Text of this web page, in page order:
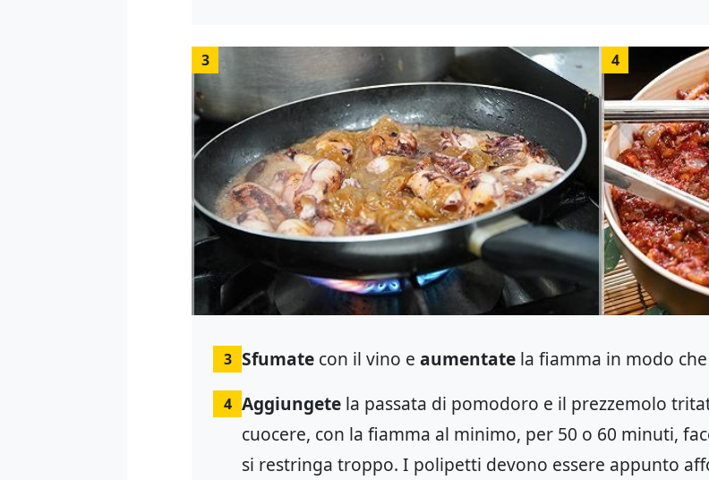
3 4
3 Sfumate con il vino e aumentate la fiamma in modo
4 Aggiungete la passata di pomodoro e il prezzemolo
cuocere, con la fiamma al minimo, per 50 o 60 minuti,
si restringa troppo. I polipetti devono essere appunto